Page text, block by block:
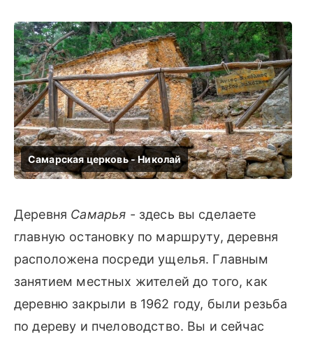
Деревня Самарья - здесь вы сделаете
главную остановку по маршруту, деревня
расположена посреди ущелья. Главным
занятием местных жителей до того, как
деревню закрыли в 1962 году, были резьба
по дереву и пчеловодство. Вы и сейчас